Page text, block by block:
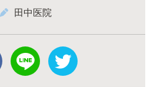
田中医院